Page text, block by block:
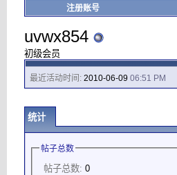
注册账号
uvwx854
初级会员
最近活动时间: 2010-06-09 06:51 PM
统计
帖子总数
帖子总数: 0